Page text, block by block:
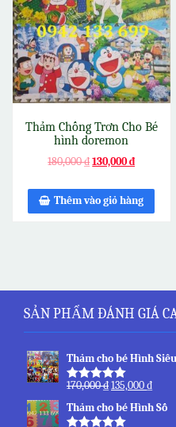
Thảm Chống Trơn Cho Bé
hình doremon
180,000₫130,000₫
Thêm vào giỏ hàng
SẢN PHẨM ĐÁNH GIÁ
Thảm cho bé Hình
Được xếp
sao
170,000₫135,000₫
Thảm cho bé Hình Số